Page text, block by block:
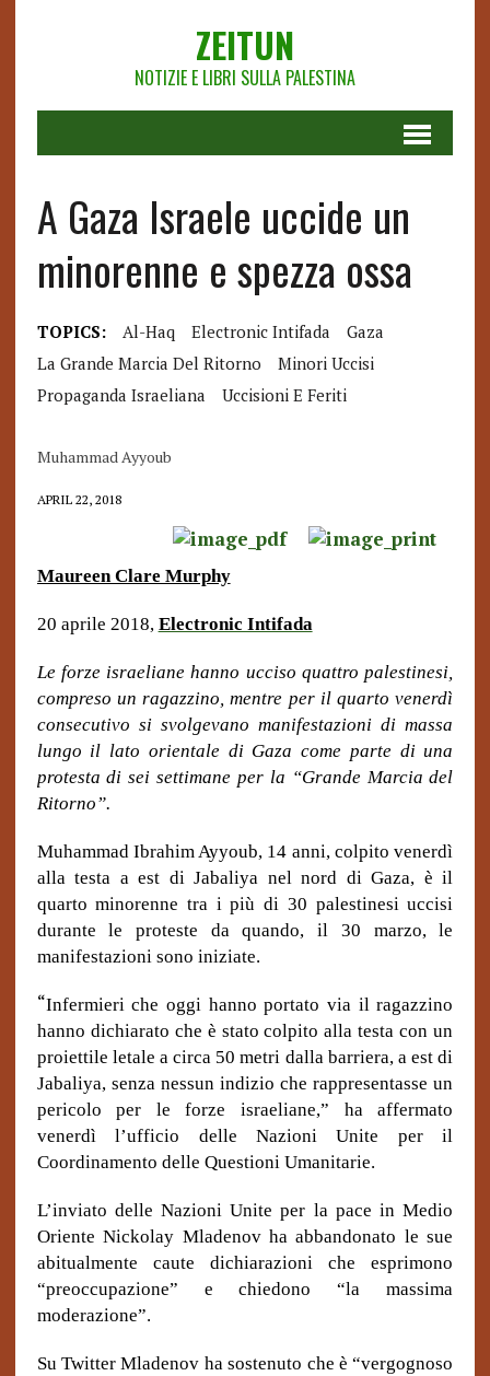
ZEITUN
NOTIZIE E LIBRI SULLA PALESTINA
A Gaza Israele uccide un
minorenne e spezza ossa
TOPICS: Al-Haq Electronic Intifada
Gaza
La Grande Marcia Del Ritorno
Minori Uccisi
Propaganda Israeliana
Uccisioni E Feriti
Muhammad Ayyoub
APRIL 22, 2018
Maureen Clare Murphy
20 aprile 2018, Electronic Intifada
Le forze israeliane hanno ucciso quattro palestinesi,
compreso un ragazzino, mentre per il quarto venerdì
consecutivo si svolgevano manifestazioni di massa
lungo il lato orientale di Gaza come parte di una
protesta di sei settimane per la “Grande Marcia del
Ritorno”.
Muhammad Ibrahim Ayyoub, 14 anni, colpito venerdì
alla testa a est di Jabaliya nel nord di Gaza, è il
quarto minorenne tra i più di 30 palestinesi uccisi
durante le proteste da quando, il 30 marzo, le
manifestazioni sono iniziate.
“Infermieri che oggi hanno portato via il ragazzino
hanno dichiarato che è stato colpito alla testa con un
proiettile letale a circa 50 metri dalla barriera, a est di
Jabaliya, senza nessun indizio che rappresentasse un
pericolo per le forze israeliane,” ha affermato
venerdì l’ufficio delle Nazioni Unite per il
Coordinamento delle Questioni Umanitarie.
L’inviato delle Nazioni Unite per la pace in Medio
Oriente Nickolay Mladenov ha abbandonato le sue
abitualmente caute dichiarazioni che esprimono
“preoccupazione” e chiedono “la massima
moderazione”.
Su Twitter Mladenov ha sostenuto che è “vergognoso